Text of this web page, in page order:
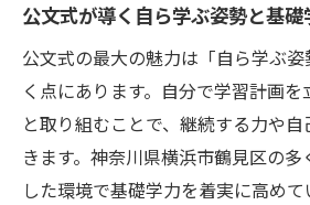
公文式が導く自ら学ぶ姿勢と基礎
公文式の最大の魅力は「自ら学ぶ
く点にあります。自分で学習計画
と取り組むことで、継続する力や
きます。神奈川県横浜市鶴見区の多
した環境で基礎学力を着実に高めて